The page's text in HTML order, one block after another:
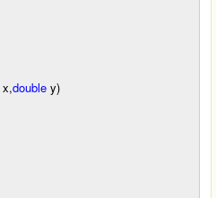
x,double y)